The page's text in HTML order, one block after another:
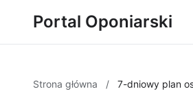
Portal Oponiarski
Strona główna / 7-dniowy plan